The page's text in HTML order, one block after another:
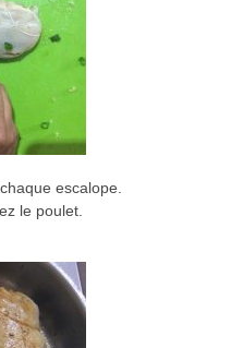
escalope.
le poulet.